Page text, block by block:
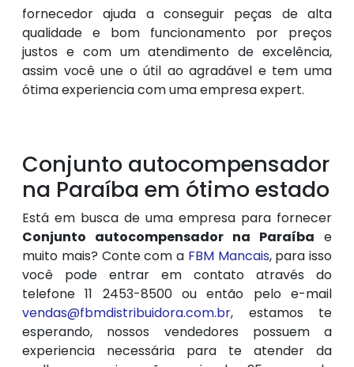
fornecedor ajuda a conseguir peças de alta
qualidade e bom funcionamento por preços
justos e com um atendimento de excelência,
assim você une o útil ao agradável e tem uma
ótima experiencia com uma empresa expert.
Conjunto autocompensador
na Paraíba em ótimo estado
Está em busca de uma empresa para fornecer
Conjunto autocompensador na Paraíba e
muito mais? Conte com a FBM Mancais, para isso
você pode entrar em contato através do
telefone 11 2453-8500 ou então pelo e-mail
vendas@fbmdistribuidora.com.br, estamos te
esperando, nossos vendedores possuem a
experiencia necessária para te atender da